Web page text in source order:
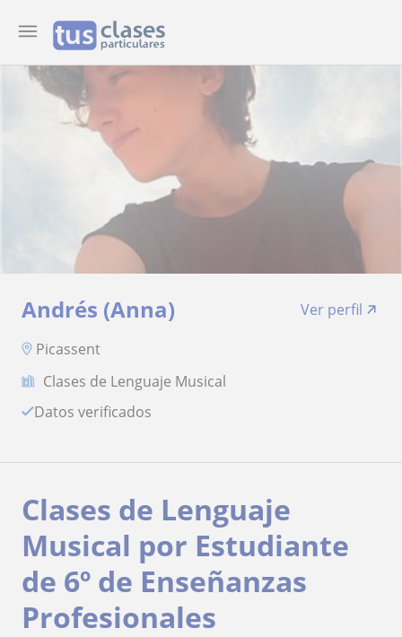
Andrés (Anna)
Ver perfil
Picassent
Clases de Lenguaje Musical
Datos verificados
Clases de Lenguaje
Musical por Estudiante
de 6º de Enseñanzas
Profesionales